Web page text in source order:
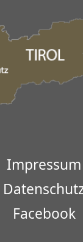
Impressum
Facebook